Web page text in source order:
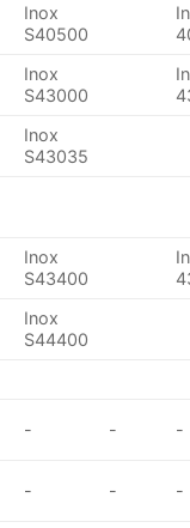
Inox
S40500
Inox
S43000
Inox
S43035
Inox
S43400
Inox
S44400
- - -
- - -